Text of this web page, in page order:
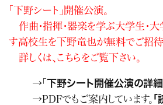
「下野シート」開催公演。
作曲・指揮・器楽を学ぶ大学生・
す高校生を下野竜也が無料でご招待
詳しくは、こちらをご覧下さい。
→「 下野シート開催公演の詳細
→PDFでもご案内しています。